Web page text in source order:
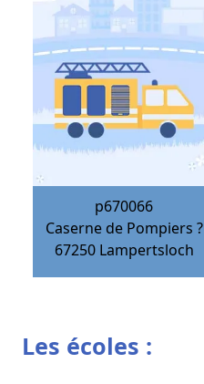
p670066
Caserne de Pompiers ?
67250 Lampertsloch
Les écoles :